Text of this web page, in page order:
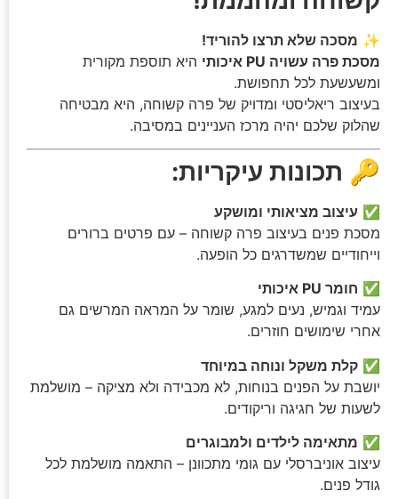
✨ מסכה שלא תרצו להוריד!
מסכת פרה עשויה PU איכותי
היא תוספת מקורית
ומשעשעת לכל תחפושת.
בעיצוב ריאליסטי ומדויק של פרה קשוחה, היא מבטיחה
שהלוק שלכם יהיה מרכז העניינים במסיבה.
🔑 תכונות עיקריות:
✅ עיצוב מציאותי ומושקע
מסכת פנים בעיצוב פרה קשוחה – עם פרטים ברורים
וייחודיים שמשדרגים כל הופעה.
✅ חומר PU איכותי
עמיד וגמיש, נעים למגע, שומר על המראה המרשים גם
אחרי שימושים חוזרים.
✅ קלת משקל ונוחה במיוחד
יושבת על הפנים בנוחות, לא מכבידה ולא מציקה – מושלמת
לשעות של חגיגה וריקודים.
✅ מתאימה לילדים ולמבוגרים
עיצוב אוניברסלי עם גומי מתכוונן – התאמה מושלמת לכל
גודל פנים.